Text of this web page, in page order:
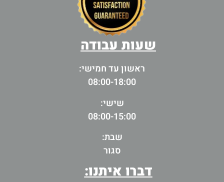
שעות עבודה
ראשון עד חמישי:
08:00-18:00
שישי:
08:00-15:00
שבת:
סגור
דברו איתנו: